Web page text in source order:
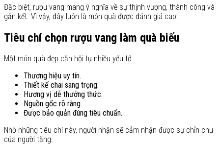
Đặc biệt, rượu vang mang ý nghĩa về sự thịnh vượng, thành công và
gắn kết. Vì vậy, đây luôn là món quà được đánh giá cao.
Tiêu chí chọn rượu vang làm quà biếu
Một món quà đẹp cần hội tụ nhiều yếu tố.
Thương hiệu uy tín.
Thiết kế chai sang trọng.
Hương vị dễ thưởng thức.
Nguồn gốc rõ ràng.
Được bảo quản đúng tiêu chuẩn.
Nhờ những tiêu chí này, người nhận sẽ cảm nhận được sự chỉn chu
của người tặng.